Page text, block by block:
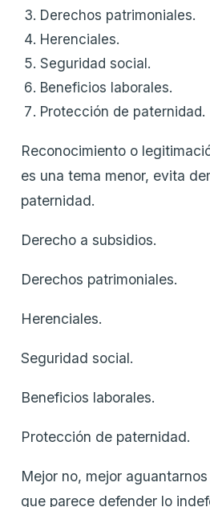
Derechos patrimoniales.
Herenciales.
Seguridad social.
Beneficios laborales.
Protección de paternidad.
Reconocimiento o
es una tema menor, evita
paternidad.
Derecho a subsidios.
Derechos patrimoniales.
Herenciales.
Seguridad social.
Beneficios laborales.
Protección de paternidad.
Mejor no, mejor
que parece defender lo